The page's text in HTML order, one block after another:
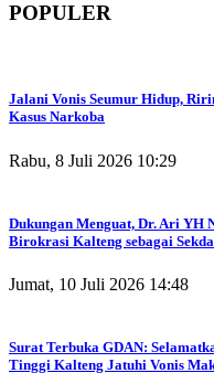
POPULER
Jalani Vonis Seumur Hidup,
Kasus Narkoba
Rabu, 8 Juli 2026 10:29
Dukungan Menguat, Dr. Ari
Birokrasi Kalteng sebagai Sekda
Jumat, 10 Juli 2026 14:48
Surat Terbuka GDAN:
Tinggi Kalteng Jatuhi Vonis